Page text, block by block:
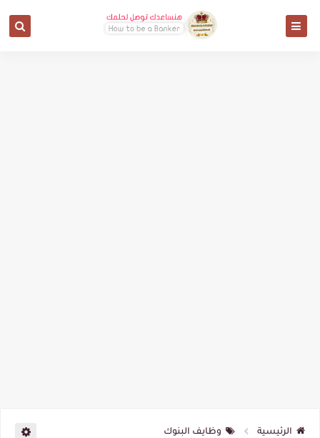
الرئيسية وظايف البنوك